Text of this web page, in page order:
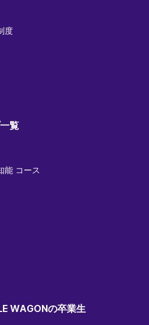
度
覧
能 コース
WAGONの卒業生